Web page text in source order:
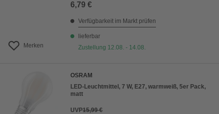
Merken
6,79 €
Verfügbarkeit im Markt prüfen
lieferbar
Zustellung 12.08. - 14.08.
OSRAM
LED-Leuchtmittel, 7 W, E27, warmweiß, 5er Pack,
matt
UVP15,99 €